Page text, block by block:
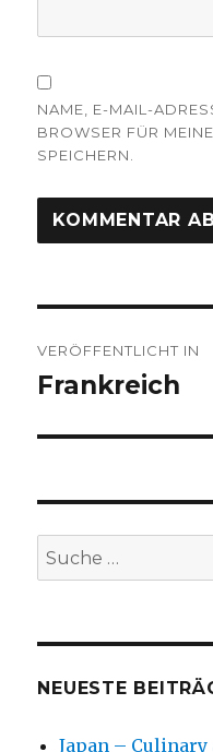
NAME, E-MAIL-
BROWSER FÜR
SPEICHERN.
VERÖFFENTLICHT IN
Frankreich
Suche
nach:
NEUESTE
Japan –